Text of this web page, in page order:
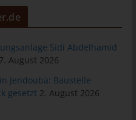
Sidi Abdelhamid
7. August 2026
Jendouba: Baustelle
gesetzt 2. August 2026
verwenden Cookies. Viele
Cookie-ID. Eine Cookie-ID
und Server dem
werden können, in dem
den individuellen
anderen Internetbrowsern,